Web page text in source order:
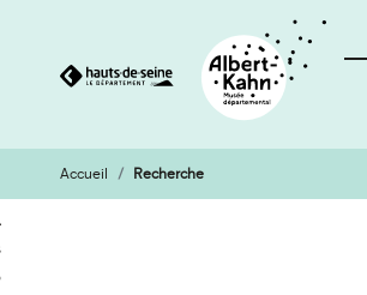
Aller
au
contenu
Aller
à
la
Accueil Recherche